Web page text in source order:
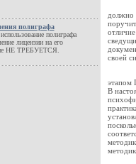
полиграфа
полиграфа
лицензии на его
НЕ ТРЕБУЕТСЯ.
должно
своей
этапом
В